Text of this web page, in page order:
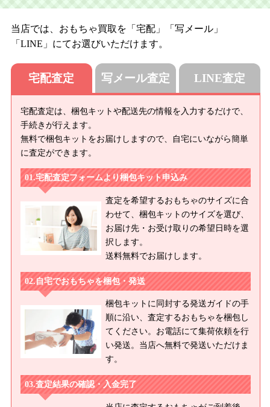
当店では、おもちゃ買取を「宅配」「写メール」
「LINE」にてお選びいただけます。
宅配査定
宅配査定は、梱包キットや配送先の情報を入力するだけで、
手続きが行えます。
無料で梱包キットをお届けしますので、自宅にいながら簡単
に査定ができます。
宅配査定フォームより梱包キット申込み
査定を希望するおもちゃのサイズに合
わせて、梱包キットのサイズを選び、
お届け先・お受け取りの希望日時を選
択します。
送料無料でお届けします。
自宅でおもちゃを梱包・発送
梱包キットに同封する発送ガイドの手
順に沿い、査定するおもちゃを梱包し
てください。お電話にて集荷依頼を行
い発送。当店へ無料で発送いただけま
す。
査定結果の確認・入金完了
写メール査定 LINE査定